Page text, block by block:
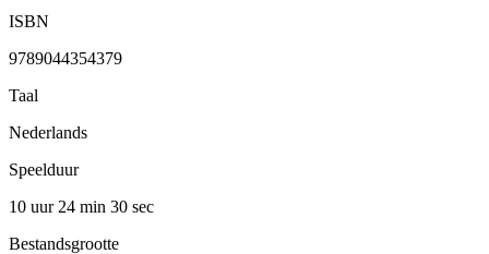
ISBN
9789044354379
Taal
Nederlands
Speelduur
10 uur 24 min 30 sec
Bestandsgrootte